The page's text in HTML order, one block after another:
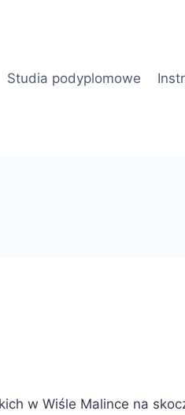
Studia podyplomowe
w Wiśle Malince na